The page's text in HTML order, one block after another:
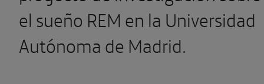
el sueño REM en la Universidad
Autónoma de Madrid.